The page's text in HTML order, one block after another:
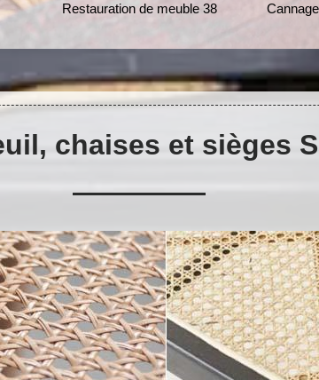
Restauration de meuble 38
chaises et sièges